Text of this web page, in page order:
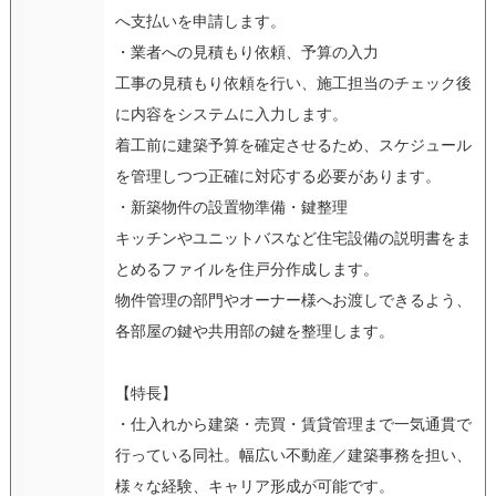
へ支払いを申請します。
・業者への見積もり依頼、予算の入力
工事の見積もり依頼を行い、施工担当のチェック後
に内容をシステムに入力します。
着工前に建築予算を確定させるため、スケジュール
を管理しつつ正確に対応する必要があります。
・新築物件の設置物準備・鍵整理
キッチンやユニットバスなど住宅設備の説明書をま
とめるファイルを住戸分作成します。
物件管理の部門やオーナー様へお渡しできるよう、
各部屋の鍵や共用部の鍵を整理します。
【特長】
・仕入れから建築・売買・賃貸管理まで一気通貫で
行っている同社。幅広い不動産／建築事務を担い、
様々な経験、キャリア形成が可能です。